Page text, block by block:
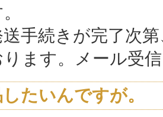
送手続きが完了次
ります。メール受
たいんですが。